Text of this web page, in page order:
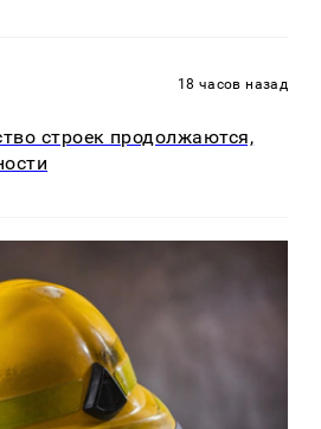
18 часов назад
строек продолжаются,